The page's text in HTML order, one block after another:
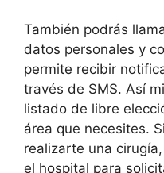
También podrás
datos personales y
permite recibir
través de SMS. Así
listado de libre
área que necesites.
realizarte una
el hospital para